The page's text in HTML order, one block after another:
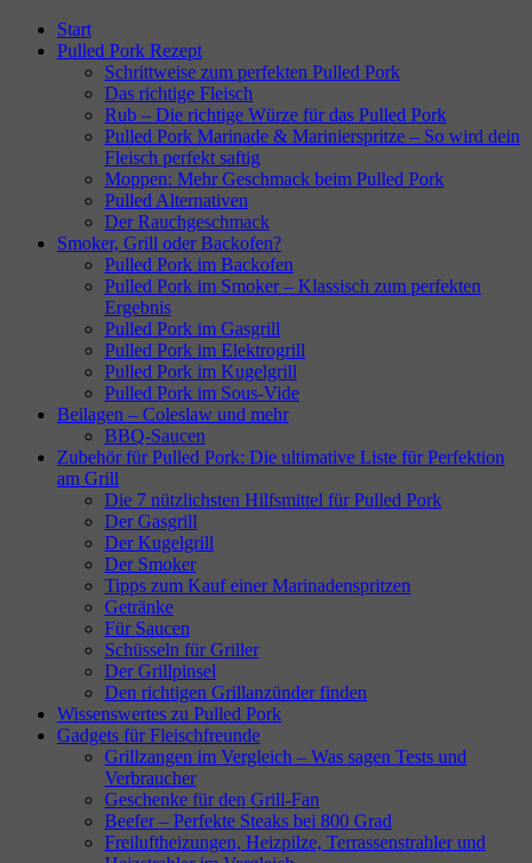
Start
Pulled Pork Rezept
Schrittweise zum perfekten Pulled Pork
Das richtige Fleisch
Rub – Die richtige Würze für das Pulled Pork
Pulled Pork Marinade & Marinierspritze – So wird dein
Fleisch perfekt saftig
Moppen: Mehr Geschmack beim Pulled Pork
Pulled Alternativen
Der Rauchgeschmack
Smoker, Grill oder Backofen?
Pulled Pork im Backofen
Pulled Pork im Smoker – Klassisch zum perfekten
Ergebnis
Pulled Pork im Gasgrill
Pulled Pork im Elektrogrill
Pulled Pork im Kugelgrill
Pulled Pork im Sous-Vide
Beilagen – Coleslaw und mehr
BBQ-Saucen
Zubehör für Pulled Pork: Die ultimative Liste für Perfektion
am Grill
Die 7 nützlichsten Hilfsmittel für Pulled Pork
Der Gasgrill
Der Kugelgrill
Der Smoker
Tipps zum Kauf einer Marinadenspritzen
Getränke
Für Saucen
Schüsseln für Griller
Der Grillpinsel
Den richtigen Grillanzünder finden
Wissenswertes zu Pulled Pork
Gadgets für Fleischfreunde
Grillzangen im Vergleich – Was sagen Tests und
Verbraucher
Geschenke für den Grill-Fan
Beefer – Perfekte Steaks bei 800 Grad
Freiluftheizungen, Heizpilze, Terrassenstrahler und